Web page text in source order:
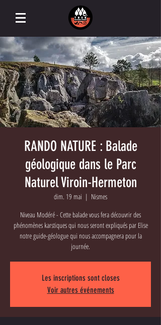
RANDO NATURE : Balade
géologique dans le Parc
Naturel Viroin-Hermeton
dim. 19 mai
  |
Nismes
Niveau Modéré - Cette balade vous fera découvrir des
phénomènes karstiques qui nous seront expliqués par Elise
notre guide-géologue qui nous accompagnera pour la
journée.
Les inscriptions sont closes
Voir autres événements